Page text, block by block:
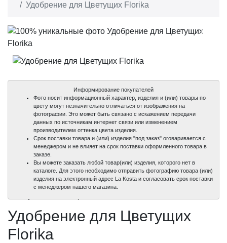
Удобрение для Цветущих Florika
100%
Информирование покупателей
Фото носит информационный характер, изделия и (или) товары по
цвету могут незначительно отличаться от изображения на
фотографии. Это может быть связано с искажением передачи
данных по источникам интернет связи или изменением
производителем оттенка цвета изделия.
Срок поставки товара и (или) изделия "под заказ" оговаривается с
менеджером и не влияет на срок поставки оформленного товара в
заказе.
Вы можете заказать любой товар(или) изделия, которого нет в
каталоге. Для этого необходимо отправить фотографию товара (или)
изделия на электронный адрес La Kosta и согласовать срок поставки
с менеджером нашего магазина.
Удобрение для Цветущих
Florika